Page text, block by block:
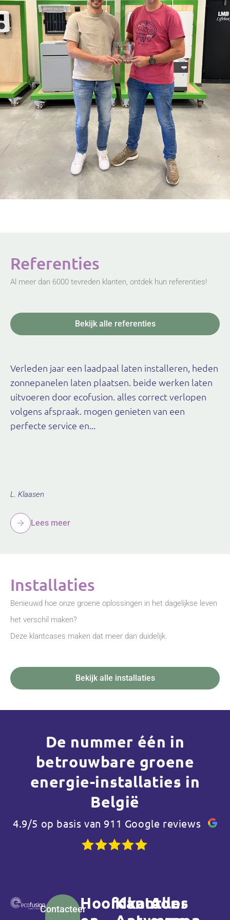
Referenties
Al meer dan 6000 tevreden klanten, ontdek hun referenties!
Bekijk alle referenties
Verleden jaar een laadpaal laten installeren, heden
zonnepanelen laten plaatsen. beide werken laten
uitvoeren door ecofusion. alles correct verlopen
volgens afspraak. mogen genieten van een
perfecte service en...
L. Klaasen
Lees meer
Installaties
Benieuwd hoe onze groene oplossingen in het dagelijkse leven
het verschil maken?
Deze klantcases maken dat meer dan duidelijk.
Bekijk alle installaties
De nummer één in
betrouwbare groene
energie-installaties in
België
4.9/5 op basis van 911 Google reviews
ContacteerHoofdkantoor
Kantoor
Alles